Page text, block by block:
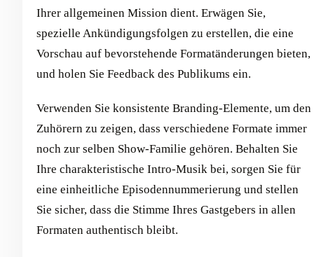
Ihrer allgemeinen Mission dient. Erwägen Sie,
spezielle Ankündigungsfolgen zu erstellen, die eine
Vorschau auf bevorstehende Formatänderungen bieten,
und holen Sie Feedback des Publikums ein.
Verwenden Sie konsistente Branding-Elemente, um den
Zuhörern zu zeigen, dass verschiedene Formate immer
noch zur selben Show-Familie gehören. Behalten Sie
Ihre charakteristische Intro-Musik bei, sorgen Sie für
eine einheitliche Episodennummerierung und stellen
Sie sicher, dass die Stimme Ihres Gastgebers in allen
Formaten authentisch bleibt.